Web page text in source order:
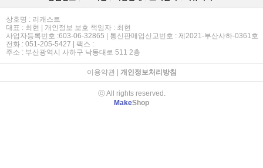
상호명 : 리캐스트
대표 : 최현 | 개인정보 보호 책임자 : 최현
사업자등록번호 :603-06-32865 | 통신판매업신고번호 : 제2021-부산사하-0361호
전화 : 051-205-5427 | 팩스 :
주소 : 부산광역시 사하구 낙동대로 511 2층
이용약관| 개인정보처리방침
ⓒ All rights reserved.
MakeShop